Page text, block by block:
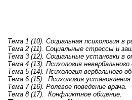
Тема 1 (10).Социальная психология в
Тема 2 (11). Социальные стрессы и
Тема 3 (12).Социальные установки в
Тема 4 (13).Психология
Тема 5 (14).Психология вербального
Тема 6 (15).
Психология
Тема 7 (16). Ролевое поведение врача.
Тема 8 (17).
Конфликтное общение.